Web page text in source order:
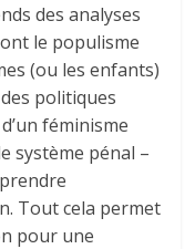
des analyses
le populisme
(ou les enfants)
politiques
féminisme
système pénal –
Tout cela permet
pour une